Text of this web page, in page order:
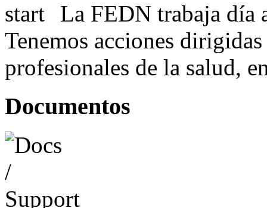
La FEDN trabaja día
Tenemos acciones
profesionales de la salud,
Documentos